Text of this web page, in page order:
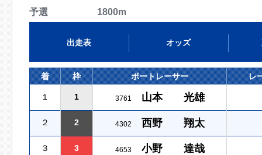
予選 1800m
出走表 オッズ
着 枠 ボートレーサー レ
１ 1 3761 山本 光雄
２ 2 4302 西野 翔太
３ 3 4653 小野 達哉